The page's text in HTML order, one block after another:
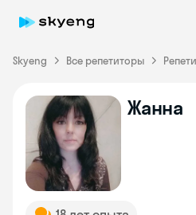
Skyeng Все репетиторы
Жанна
Skyeng Chat
online